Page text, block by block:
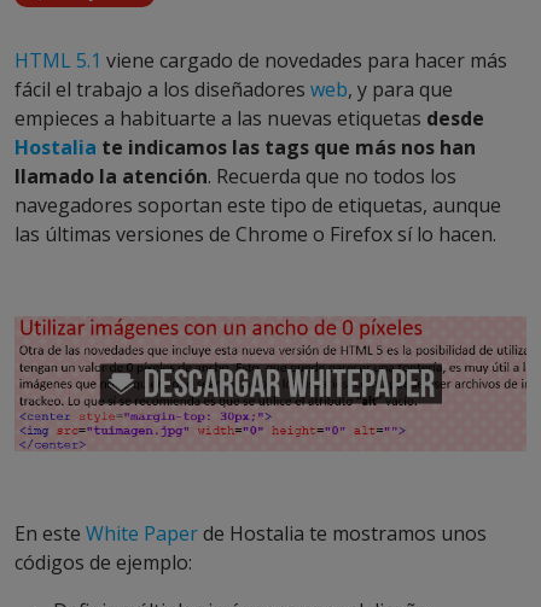
HTML 5.1 viene cargado de novedades para hacer más
fácil el trabajo a los diseñadores web, y para que
empieces a habituarte a las nuevas etiquetas desde
Hostalia te indicamos las tags que más nos han
llamado la atención. Recuerda que no todos los
navegadores soportan este tipo de etiquetas, aunque
las últimas versiones de Chrome o Firefox sí lo hacen.
En este White Paperde Hostalia te mostramos unos
códigos de ejemplo: